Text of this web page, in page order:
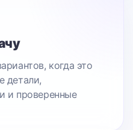
когда это
детали,
и проверенные